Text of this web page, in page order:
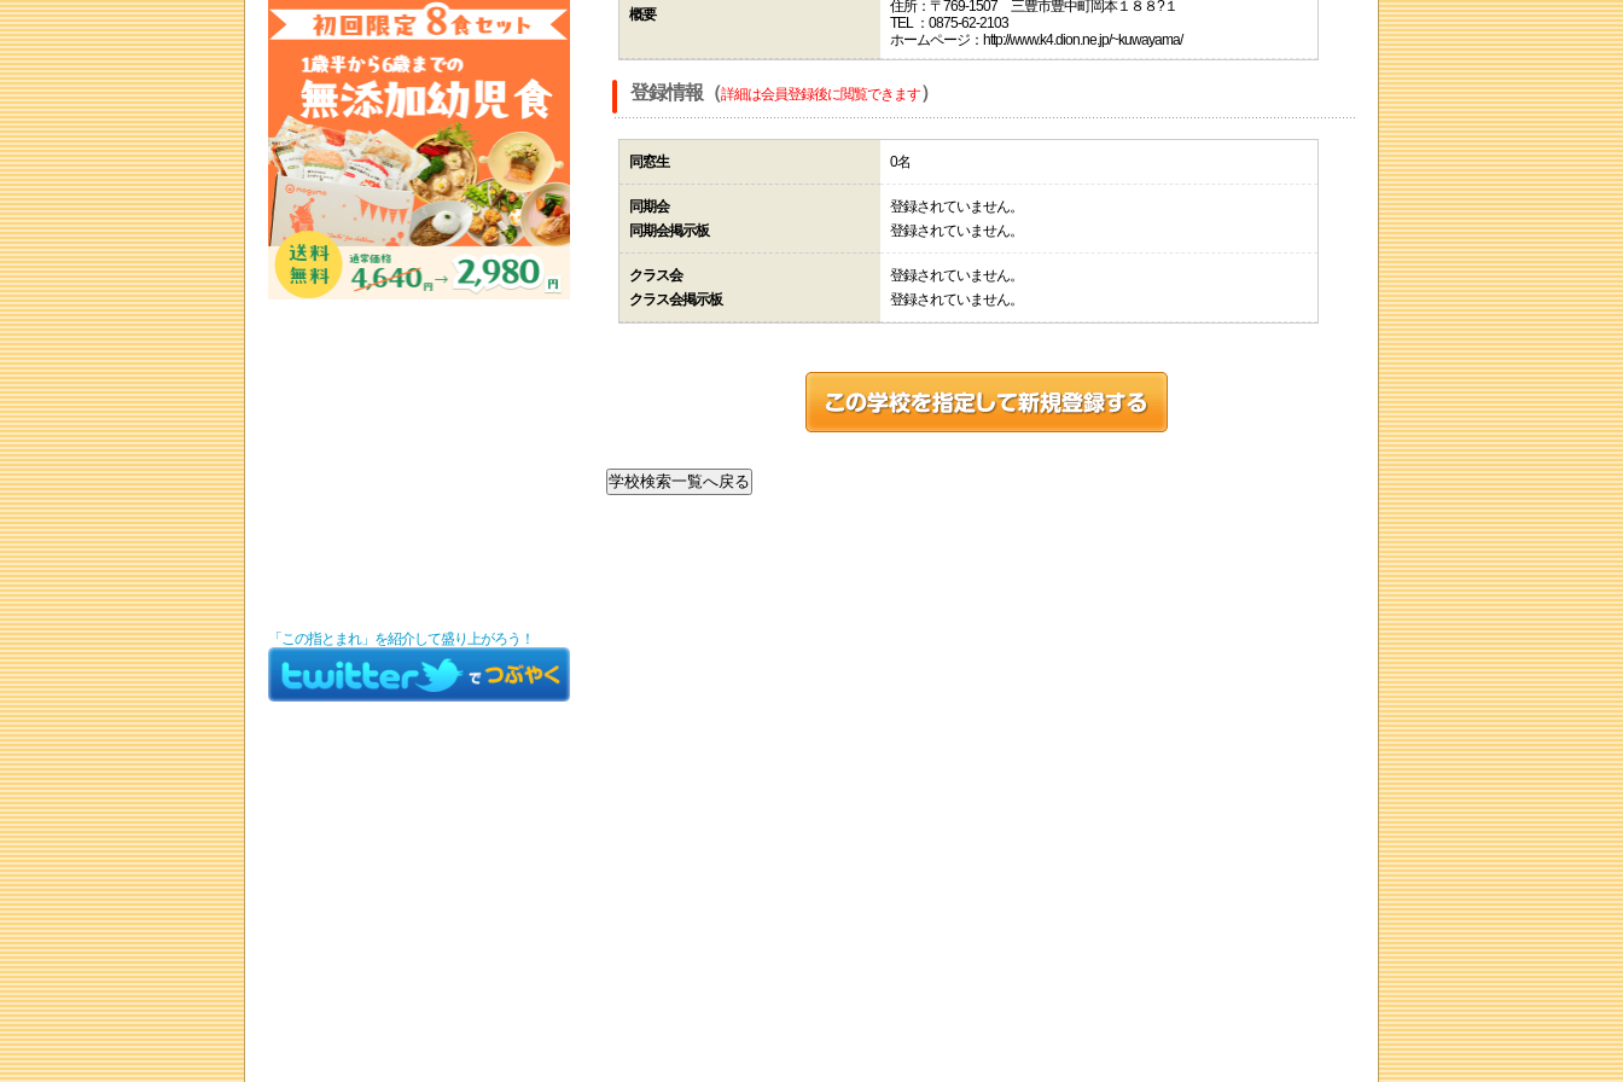
概要
住所：〒769-1507 三豊市豊中町岡本１８８?１
TEL ：0875-62-2103
ホームページ：http://www.k4.dion.ne.jp/~kuwayama/
登録情報（詳細は会員登録後に閲覧できます）
同窓生 0名
同期会
同期会掲示板
登録されていません。
登録されていません。
クラス会
クラス会掲示板
登録されていません。
登録されていません。
「この指とまれ」を紹介して盛り上がろう！